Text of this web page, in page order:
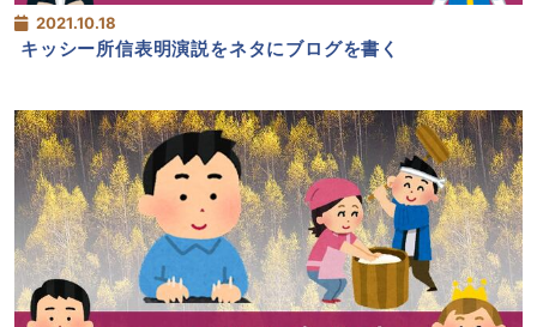
2021.10.18
キッシー所信表明演説をネタにブログを書く